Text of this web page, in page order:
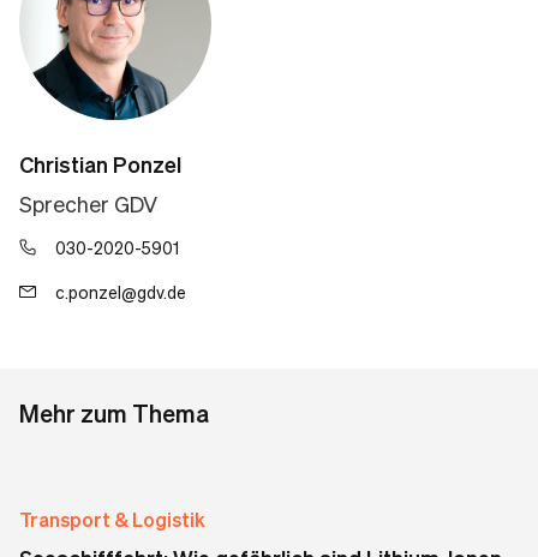
Christian Ponzel
Sprecher GDV
030-2020-5901
c.ponzel@gdv.de
Mehr zum Thema
Transport & Logistik